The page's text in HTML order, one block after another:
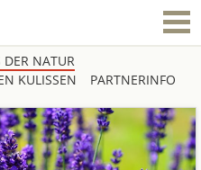
DER NATUR
KULISSEN PARTNERINFO